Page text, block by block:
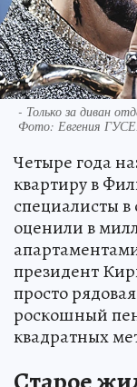
- Только за диван
Фото: Евгения
Четыре года
квартиру в
специалисты
оценили в
президент
просто
роскошный
квадратных